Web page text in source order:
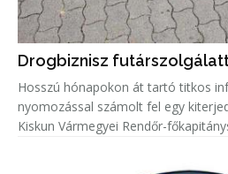
Drogbiznisz
Hosszú hónapokon át tartó titkos
nyomozással számolt fel egy
Kiskun Vármegyei Rendőr-